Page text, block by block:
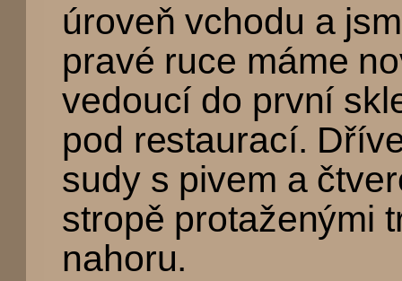
úroveň vchodu a
pravé ruce máme
vedoucí do první
pod restaurací.
sudy s pivem a
stropě protaženými
nahoru.